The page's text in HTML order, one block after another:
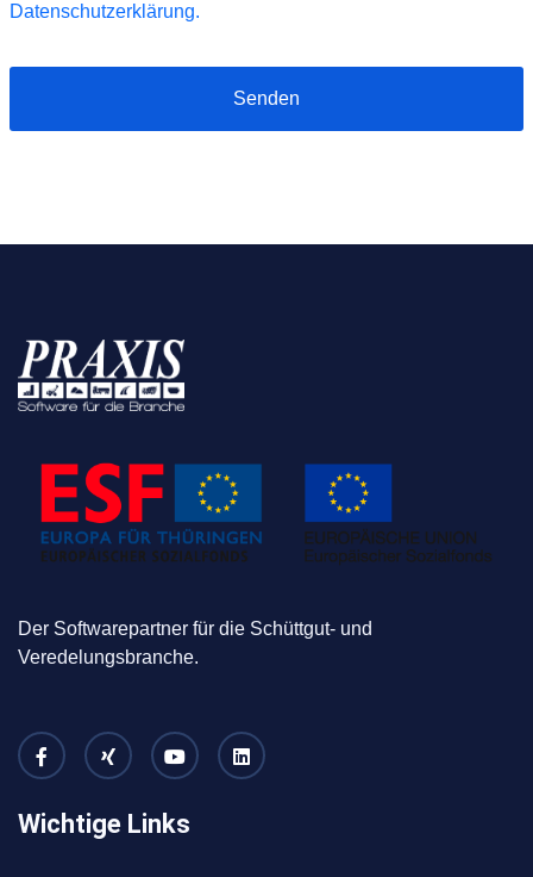
Datenschutzerklärung.
Senden
Der Softwarepartner für die Schüttgut- und
Veredelungsbranche.
Wichtige Links